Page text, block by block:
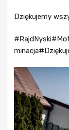
Dziękujemy
#RajdNyski
minacja